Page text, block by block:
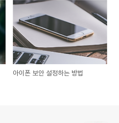
아이폰 보안 설정하는 방법